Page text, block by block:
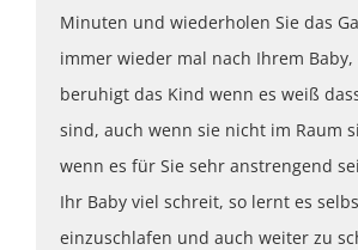
Minuten und wiederholen Sie das
immer wieder mal nach Ihrem Baby,
beruhigt das Kind wenn es weiß
sind, auch wenn sie nicht im Raum
wenn es für Sie sehr anstrengend
Ihr Baby viel schreit, so lernt es
einzuschlafen und auch weiter zu